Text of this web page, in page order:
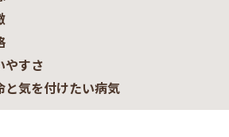
やすさ
と気を付けたい病気